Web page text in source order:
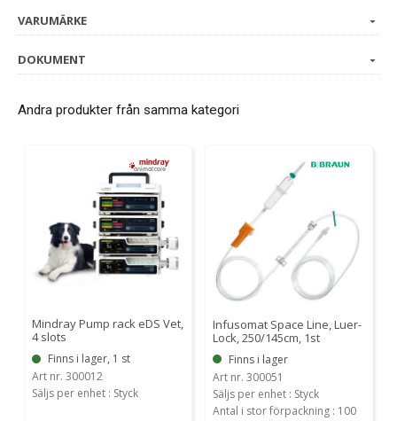
VARUMÄRKE
DOKUMENT
Andra produkter från samma kategori
Mindray Pump rack eDS Vet,
4 slots
Finns i lager, 1 st
Art nr. 300012
Säljs per enhet : Styck
Infusomat Space Line, Luer-
Lock, 250/145cm, 1st
Finns i lager
Art nr. 300051
Säljs per enhet : Styck
Antal i stor förpackning : 100